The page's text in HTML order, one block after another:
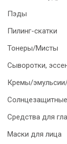
Пэды
Пилинг-скатки
Тонеры/Мисты
Сыворотки,
Кремы/
Средства для
Маски для лица